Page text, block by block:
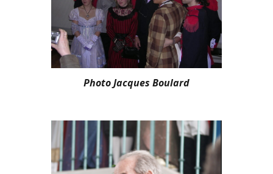
Photo Jacques Boulard